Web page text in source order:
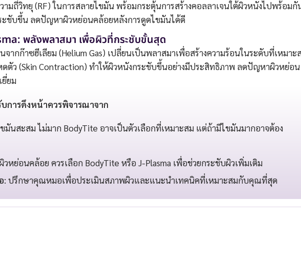
มถี่วิทยุ (RF) ในการสลายไขมัน พร้อมกระตุ้นการสร้างคอลลาเจนใต้ผิวหนังไปพร้อมกั
ชับขึ้น ลดปัญหาผิวหย่อนคล้อยหลังการดูดไขมันได้ดี
พลังพลาสมา เพื่อผิวที่กระชับขั้นสุด
จากก๊าซฮีเลียม (Helium Gas) เปลี่ยนเป็นพลาสมาเพื่อสร้างความร้อนในระดับที่เหมาะ
ดตัว (Skin Contraction) ทำให้ผิวหนังกระชับขึ้นอย่างมีประสิทธิภาพ ลดปัญหาผิวหย่อน
ยี่ยม
การดึงหน้าควรพิจารณาจาก
มันสะสม ไม่มาก BodyTite อาจเป็นตัวเลือกที่เหมาะสม แต่ถ้ามีไขมันมากอาจต้อง
หย่อนคล้อย ควรเลือก BodyTite หรือ J-Plasma เพื่อช่วยกระชับผิวเพิ่มเติม
: ปรึกษาคุณหมอเพื่อประเมินสภาพผิวและแนะนำเทคนิคที่เหมาะสมกับคุณที่สุด